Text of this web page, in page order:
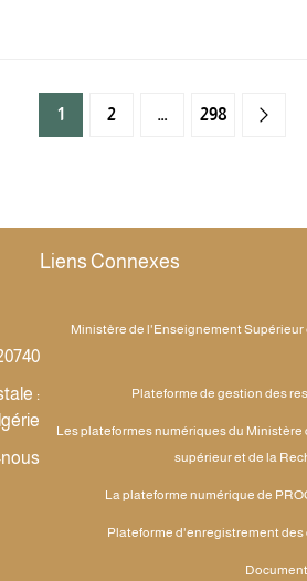
1 2 … 298
:
Liens Connexes
Ministère de l'Enseignement Supérieur
Plateforme de gestion des
Les plateformes numériques du
supérieur et de la
La plateforme numérique de
Plateforme d'enregistrement